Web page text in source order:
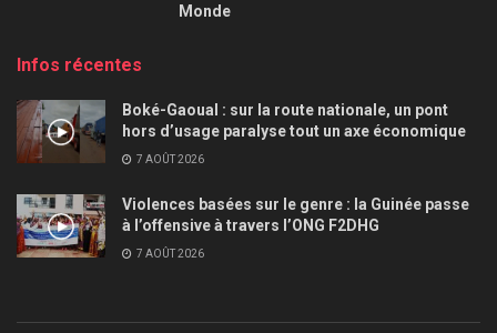
Monde
Infos récentes
Boké-Gaoual : sur la route nationale, un pont
hors d’usage paralyse tout un axe économique
7 AOÛT 2026
Violences basées sur le genre : la Guinée passe
à l’offensive à travers l’ONG F2DHG
7 AOÛT 2026